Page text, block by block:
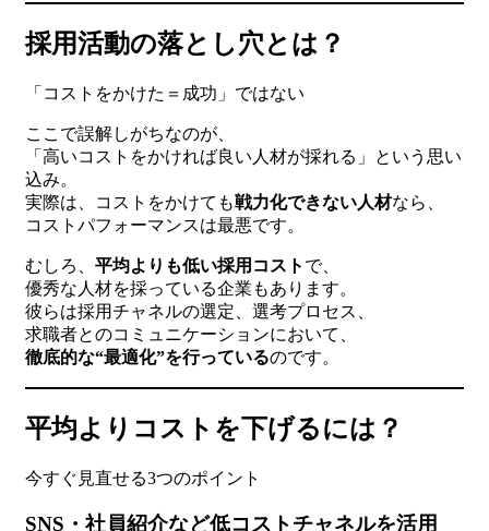
採用活動の落とし穴とは？
「コストをかけた＝成功」ではない
ここで誤解しがちなのが、
「高いコストをかければ良い人材が採れる」という思い
込み。
実際は、コストをかけても戦力化できない人材なら、
コストパフォーマンスは最悪です。
むしろ、 平均よりも低い採用コスト で、
優秀な人材を採っている企業もあります。
彼らは採用チャネルの選定、選考プロセス、
求職者とのコミュニケーションにおいて、
徹底的な“最適化”を行っているのです。
平均よりコストを下げるには？
今すぐ見直せる3つのポイント
SNS・社員紹介など低コストチャネルを活用